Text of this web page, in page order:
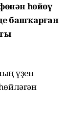
һөйөү
башҡарған
үҙен